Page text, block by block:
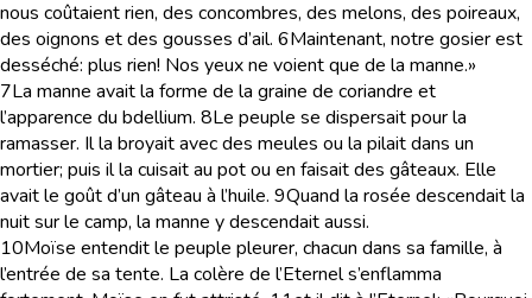
nous coûtaient rien, des concombres, des melons, des poireaux,
des oignons et des gousses d’ail. 6Maintenant, notre gosier est
desséché: plus rien! Nos yeux ne voient que de la manne.»
7La manne avait la forme de la graine de coriandre et
l’apparence du bdellium. 8Le peuple se dispersait pour la
ramasser. Il la broyait avec des meules ou la pilait dans un
mortier; puis il la cuisait au pot ou en faisait des gâteaux. Elle
avait le goût d’un gâteau à l’huile. 9Quand la rosée descendait la
nuit sur le camp, la manne y descendait aussi.
10Moïse entendit le peuple pleurer, chacun dans sa famille, à
l’entrée de sa tente. La colère de l’Eternel s’enflamma